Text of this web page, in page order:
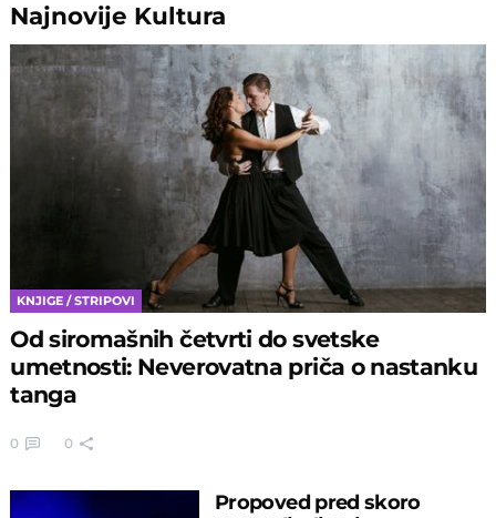
Najnovije Kultura
KNJIGE / STRIPOVI
Od siromašnih četvrti do svetske
umetnosti: Neverovatna priča o nastanku
tanga
0 0
Propoved pred skoro